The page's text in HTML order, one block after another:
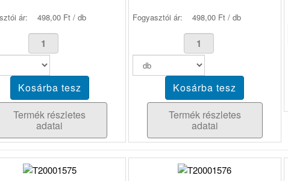
ár: 498,00 Ft / db
Termék részletes
adatai
Fogyasztói ár: 498,00 Ft / db
Termék részletes
adatai